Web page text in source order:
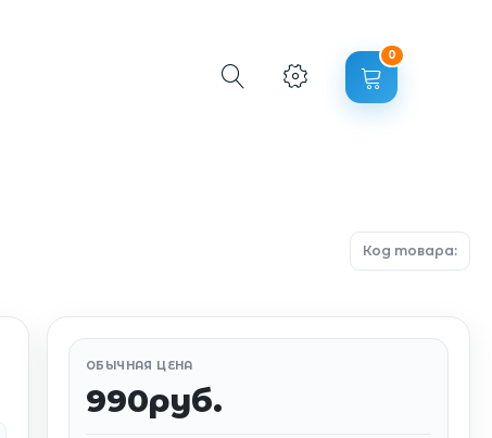
0
Код товара:
ОБЫЧНАЯ ЦЕНА
990руб.